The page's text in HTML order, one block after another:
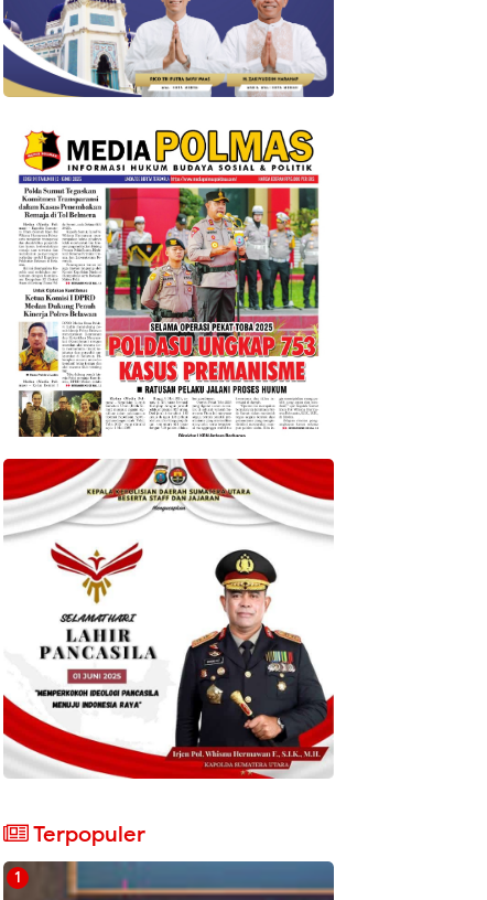
Terpopuler